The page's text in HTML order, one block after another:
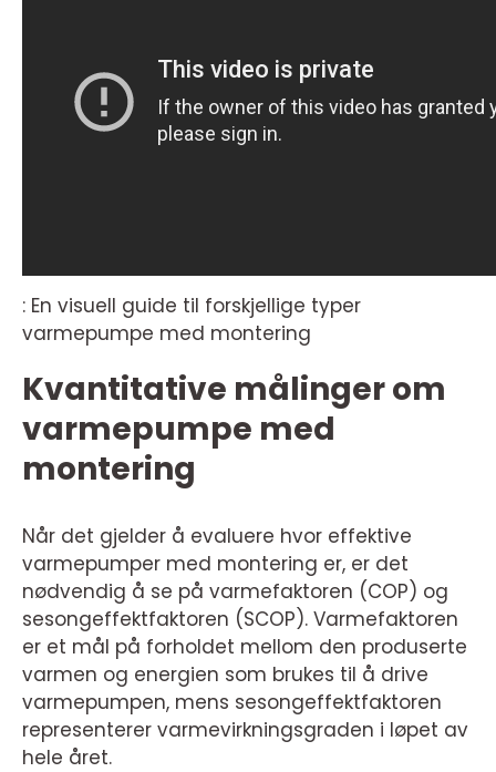
: En visuell guide til forskjellige typer
varmepumpe med montering
Kvantitative målinger om
varmepumpe med
montering
Når det gjelder å evaluere hvor effektive
varmepumper med montering er, er det
nødvendig å se på varmefaktoren (COP) og
sesongeffektfaktoren (SCOP). Varmefaktoren
er et mål på forholdet mellom den produserte
varmen og energien som brukes til å drive
varmepumpen, mens sesongeffektfaktoren
representerer varmevirkningsgraden i løpet av
hele året.